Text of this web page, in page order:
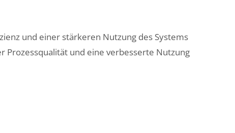
und einer stärkeren Nutzung des Systems
Prozessqualität und eine verbesserte Nutzung